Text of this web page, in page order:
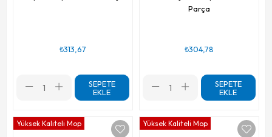
₺313,67
SEPETE
EKLE
Parça
₺304,78
SEPETE
EKLE
Yüksek Kaliteli Mop Yüksek Kaliteli Mop